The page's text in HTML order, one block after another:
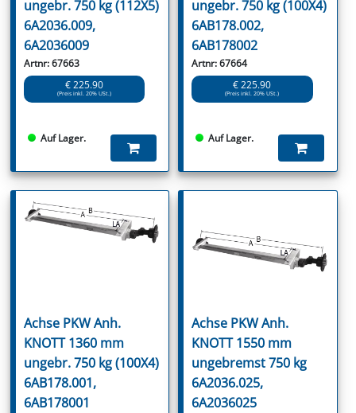
ungebr. 750 kg (112X5)
6A2036.009,
6A2036009
Artnr: 67663
€ 225.90
(Preis inkl. 20% USt.)
Auf Lager.
ungebr. 750 kg (100X4)
6AB178.002,
6AB178002
Artnr: 67664
€ 225.90
(Preis inkl. 20% USt.)
Auf Lager.
Achse PKW Anh.
KNOTT 1360 mm
ungebr. 750 kg (100X4)
6AB178.001,
6AB178001
Achse PKW Anh.
KNOTT 1550 mm
ungebremst 750 kg
6A2036.025,
6A2036025